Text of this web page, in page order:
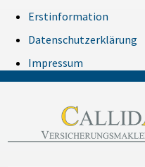
Erstinformation
Datenschutzerklärung
Impressum